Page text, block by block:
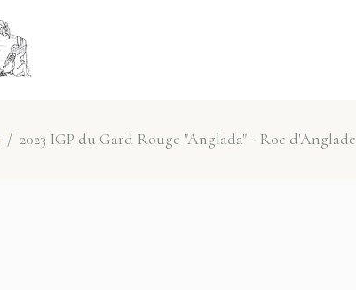
2023 IGP du Gard Rouge "Anglada" - Roc d'Anglade